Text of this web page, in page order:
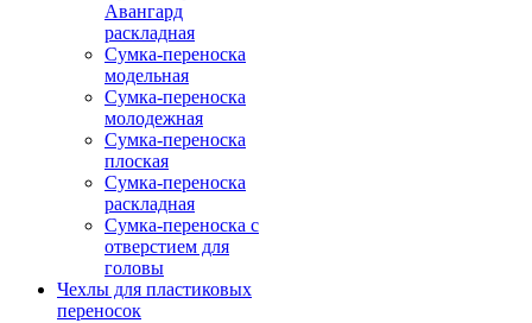
Авангард
раскладная
Сумка-переноска
модельная
Сумка-переноска
молодежная
Сумка-переноска
плоская
Сумка-переноска
раскладная
Сумка-переноска с
отверстием для
головы
Чехлы для пластиковых
переносок